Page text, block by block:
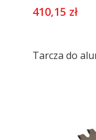
410,15 zł
Tarcza do